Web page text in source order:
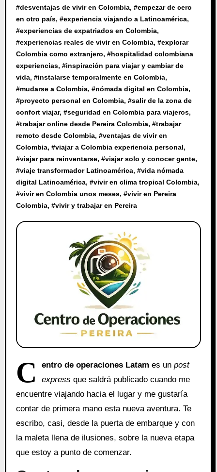
#desventajas de vivir en Colombia, #empezar de cero
en otro país, #experiencia viajando a Latinoamérica,
#experiencias de expatriados en Colombia,
#experiencias reales de vivir en Colombia, #explorar
Colombia como extranjero, #hospitalidad colombiana
experiencias, #inspiración para viajar y cambiar de
vida, #instalarse temporalmente en Colombia,
#mudarse a Colombia, #nómada digital en Colombia,
#proyecto personal en Colombia, #salir de la zona de
confort viajar, #seguridad en Colombia para viajeros,
#trabajar online desde Pereira Colombia, #trabajar
remoto desde Colombia, #ventajas de vivir en
Colombia, #viajar a Colombia experiencia personal,
#viajar para reinventarse, #viajar solo y conocer gente,
#viaje transformador Latinoamérica, #vida nómada
digital Latinoamérica, #vivir en clima tropical Colombia,
#vivir en Colombia unos meses, #vivir en Pereira
Colombia, #vivir y trabajar en Pereira
C entro de operaciones Latam es un post
express que saldrá publicado cuando me
encuentre viajando hacia el lugar y me gustaría
contar de primera mano esta nueva aventura. Te
escribo, casi, desde la puerta de embarque y con
la maleta llena de ilusiones, sobre la nueva etapa
que estoy a punto de comenzar.